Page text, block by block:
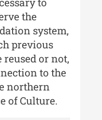
de Cercetare
a
mediere
the
system,
previous
or not,
to the
northern
of Culture.